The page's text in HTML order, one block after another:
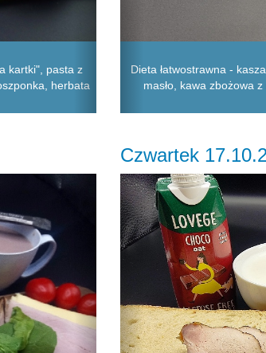
kartki", pasta z
herbata
Dieta łatwostrawna -
masło, kawa zbożowa
Czwartek
Previous